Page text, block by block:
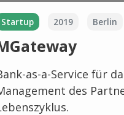
Startup 2019 Berlin
as-a-Service für
des